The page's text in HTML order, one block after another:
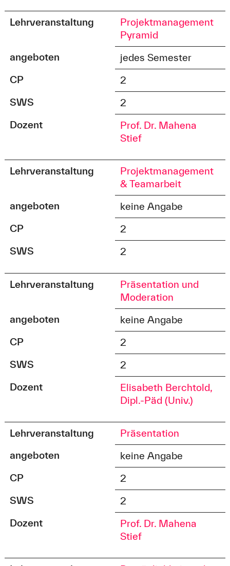
Lehrveranstaltung
Projektmanagement
Pyramid
angeboten
jedes Semester
CP
2
SWS
2
Dozent
Prof. Dr. Mahena
Stief
Lehrveranstaltung
Projektmanagement
& Teamarbeit
angeboten
keine Angabe
CP
2
SWS
2
Lehrveranstaltung
Präsentation und
Moderation
angeboten
keine Angabe
CP
2
SWS
2
Dozent
Elisabeth Berchtold,
Dipl.-Päd (Univ.)
Lehrveranstaltung
Präsentation
angeboten
keine Angabe
CP
2
SWS
2
Dozent
Prof. Dr. Mahena
Stief